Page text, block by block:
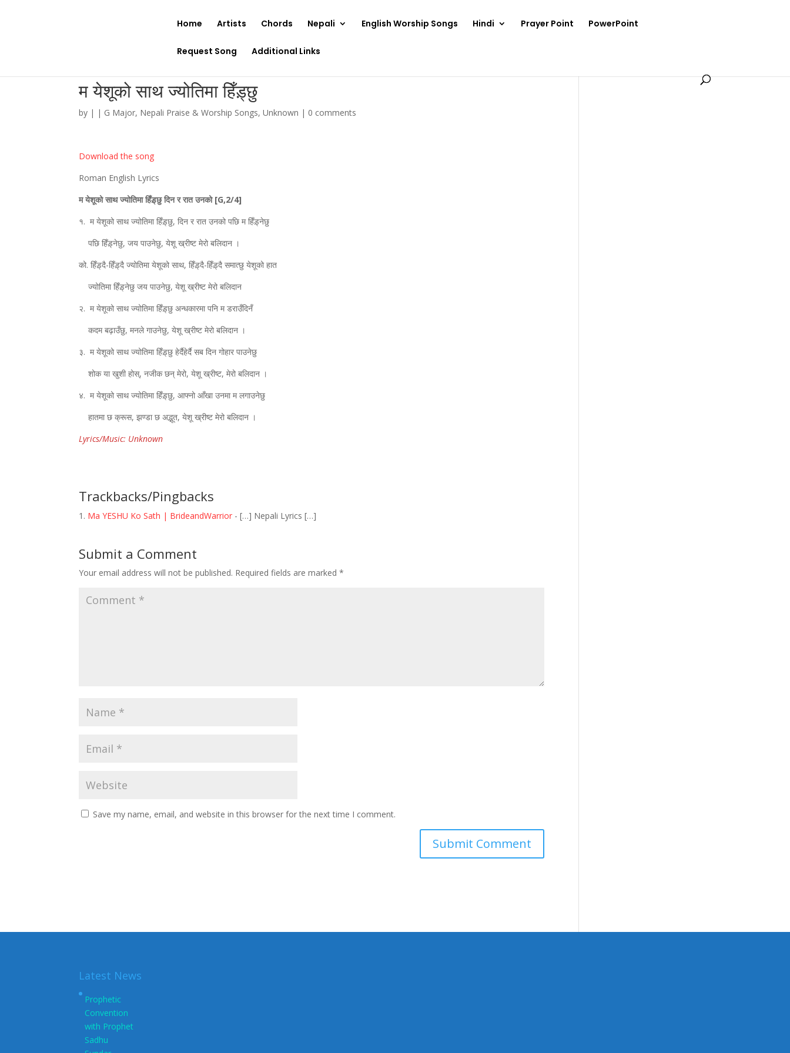
Home Artists Chords Nepali English Worship Songs Hindi Prayer Point PowerPoint
Request Song Additional Links
म येशूको साथ ज्योतिमा हिँड़्छु
by | | G Major, Nepali Praise & Worship Songs,Unknown | 0 comments
Download the song
Roman English Lyrics
म येशूको साथ ज्योतिमा हिँड़्छु दिन र रात उनको [G,2/4]
१. म येशूको साथ ज्योतिमा हिँड़्छु, दिन र रात उनको पछि म हिँड़्नेछु
पछि हिँड़्नेछु, जय पाउनेछु, येशू ख्रीष्ट मेरो बलिदान ।
को. हिँड़्दै-हिँड़्दै ज्योतिमा येशूको साथ, हिँड़्दै-हिँड़्दै समात्छु येशूको हात
ज्योतिमा हिँड़्नेछु जय पाउनेछु, येशू ख्रीष्ट मेरो बलिदान
२. म येशूको साथ ज्योतिमा हिँड़्छु अन्धकारमा पनि म डराउँदिनँ
कदम बढ़ाउँछु, मनले गाउनेछु, येशू ख्रीष्ट मेरो बलिदान ।
३. म येशूको साथ ज्योतिमा हिँड़्छु हेर्दैहेर्दै सब दिन गोहार पाउनेछु
शोक या खुशी होस्‌, नजीक छन्‌ मेरो, येशू ख्रीष्ट, मेरो बलिदान ।
४. म येशूको साथ ज्योतिमा हिँड़्छु, आफ्नो आँखा उनमा म लगाउनेछु
हातमा छ क्रूस, झण्डा छ अद्भूत, येशू ख्रीष्ट मेरो बलिदान ।
Lyrics/Music: Unknown
Trackbacks/Pingbacks
Ma YESHU Ko Sath | BrideandWarrior - […] Nepali Lyrics […]
Submit a Comment
Your email address will not be published. Required fields are marked*
Save my name, email, and website in this browser for the next time I comment.
Latest News
Prophetic
Convention
with Prophet
Sadhu